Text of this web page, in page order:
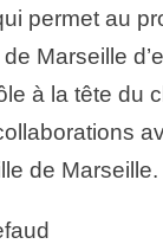
permet au
Marseille
à la tête du
de Marseille.